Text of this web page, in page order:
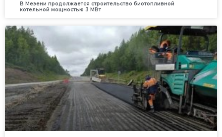
В Мезени продолжается строительство биотопливной
котельной мощностью 3 МВт